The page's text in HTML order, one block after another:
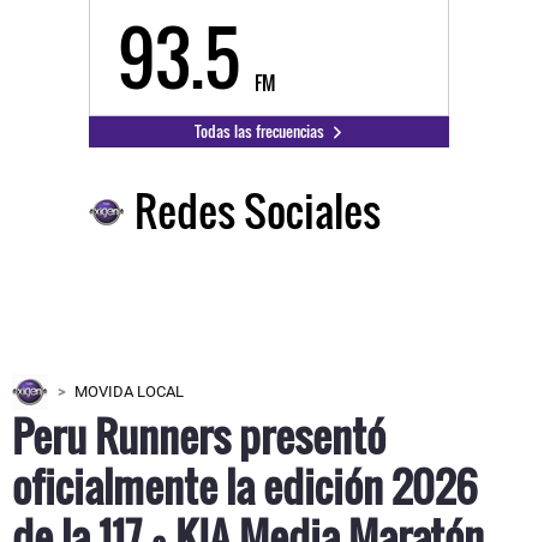
93.5 FM
Todas las frecuencias
Redes Sociales
MOVIDA LOCAL
Peru Runners presentó
oficialmente la edición 2026